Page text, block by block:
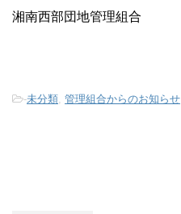
湘南西部団地管理組合
-未分類, 管理組合からのお知らせ